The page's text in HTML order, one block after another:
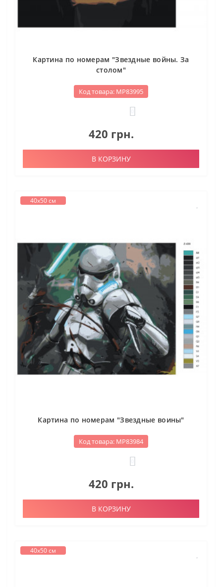
Картина по номерам "Звездные войны. За
столом"
Код товара: МР83995
420 грн.
В КОРЗИНУ
40х50 см
Картина по номерам "Звездные воины"
Код товара: МР83984
420 грн.
В КОРЗИНУ
40х50 см